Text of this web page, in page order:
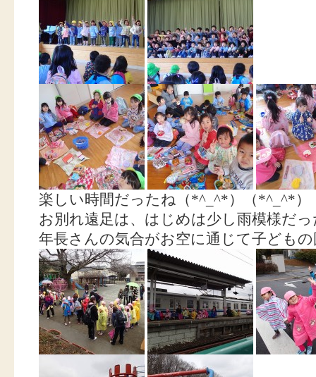
楽しい時間だったね（*^_^*）（*^_^*）
お別れ遠足は、はじめは少し雨模様だ
年長さんの気合がお空に通じて子ども